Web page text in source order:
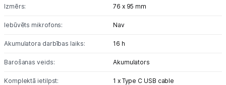
Vēlmju saraksts
Piegāde un apmaksa
Izmērs: 76 x 95 mm
Iebūvēts mikrofons: Nav
Akumulatora darbības laiks: 16 h
Barošanas veids: Akumulators
Komplektā ietilpst: 1 x Type C USB cable